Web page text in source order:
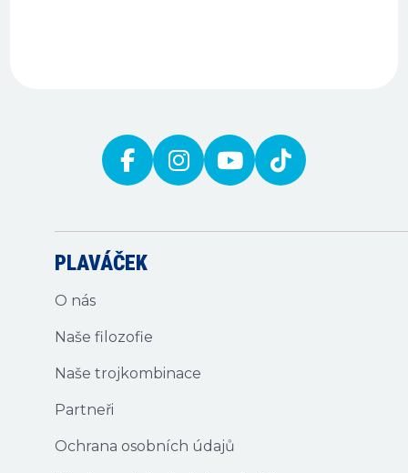
PLAVÁČEK
O nás
Naše filozofie
Naše trojkombinace
Partneři
Ochrana osobních údajů